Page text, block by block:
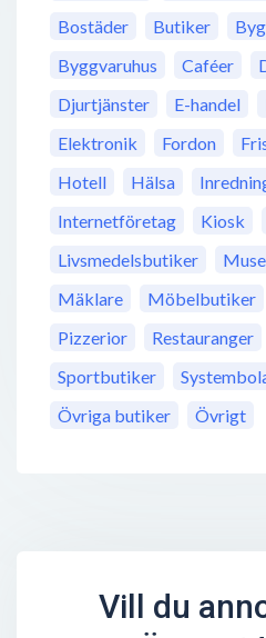
Bostäder
Butiker
Byggvaruhus
Caféer
Djurtjänster
E-handel
Elektronik
Fordon
Hotell
Hälsa
Internetföretag
Kiosk
Livsmedelsbutiker
Mäklare
Möbelbutiker
Pizzerior
Restauranger
Sportbutiker
Övriga butiker
Övrigt
Vill du